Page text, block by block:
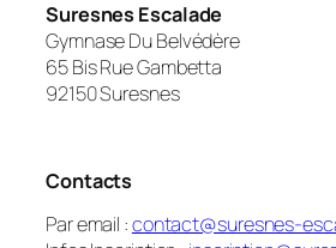
Suresnes Escalade
Gymnase Du Belvédère
65 Bis Rue Gambetta
92150 Suresnes
Contacts
Par email :contact@suresnes-